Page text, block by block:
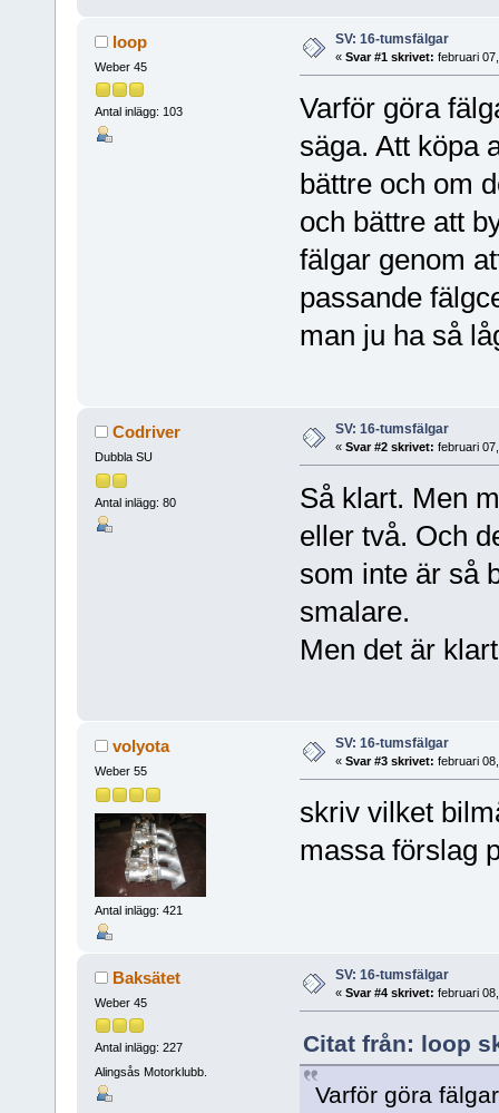
loop
Weber 45
Antal inlägg: 103
SV: 16-tumsfälgar
« Svar #1 skrivet: februari
Varför göra
säga. Att köpa
bättre och om
och bättre att
fälgar genom
passande
man ju ha så
Codriver
Dubbla SU
Antal inlägg: 80
SV: 16-tumsfälgar
« Svar #2 skrivet: februari
Så klart. Men
eller två. Och
som inte är så
smalare.
Men det är
volyota
Weber 55
Antal inlägg: 421
SV: 16-tumsfälgar
« Svar #3 skrivet: februari
skriv vilket
massa förslag
Baksätet
Weber 45
Antal inlägg: 227
Alingsås Motorklubb.
SV: 16-tumsfälgar
« Svar #4 skrivet: februari
Citat från: loop
Varför göra